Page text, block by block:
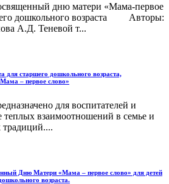
дню матери «Мама-первое
дошкольного возраста Авторы:
А.Д. Теневой т...
для старшего дошкольного возраста,
– первое слово»
для воспитателей и
теплых взаимоотношений в семье и
Дню Матери «Мама – первое слово» для детей
возраста.